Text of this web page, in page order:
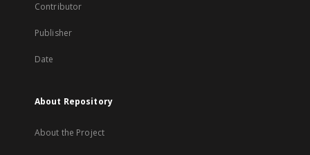
Contributor
Publisher
Date
About Repository
About the Project